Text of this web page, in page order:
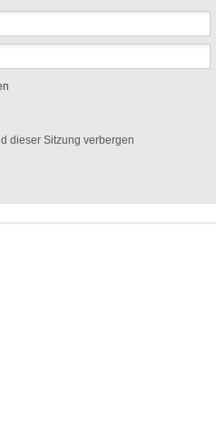
dieser Sitzung verbergen